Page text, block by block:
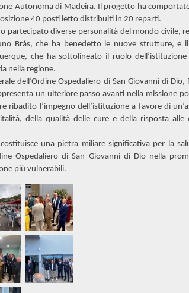
Autonoma di Madeira. Il progetto ha
40 posti letto distribuiti in 20 reparti.
partecipato diverse personalità del mondo civile,
Brás, che ha benedetto le nuove strutture, e
che ha sottolineato il ruolo
nella regione.
dell’Ordine Ospedaliero di San Giovanni di Dio,
un ulteriore passo avanti nella missione
ribadito l’impegno dell’istituzione a favore di
della qualità delle cure e della risposta alle
costituisce una pietra miliare significativa per la
Ospedaliero di San Giovanni di Dio nella
più vulnerabili.